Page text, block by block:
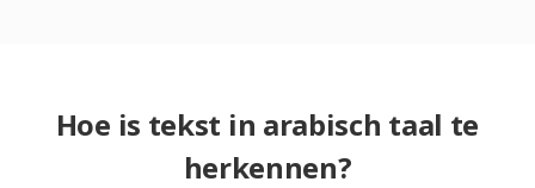
Hoe is tekst in arabisch taal te
herkennen?